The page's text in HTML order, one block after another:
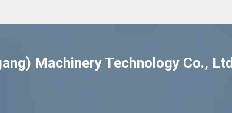
Machinery Technology Co., Ltd